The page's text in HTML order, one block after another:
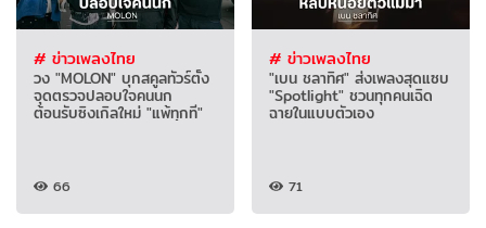
# ข่าวเพลงไทย
วง "MOLON" บุกสคูลทัวร์ตั้ง
จุดตรวจปลอบใจคนนก
ต้อนรับซิงเกิลใหม่ "แพ้ทุกที"
66
# ข่าวเพลงไทย
"เบน ชลาทิศ" ส่งเพลงสุดแซบ
"Spotlight" ชวนทุกคนเฉิด
ฉายในแบบตัวเอง
71